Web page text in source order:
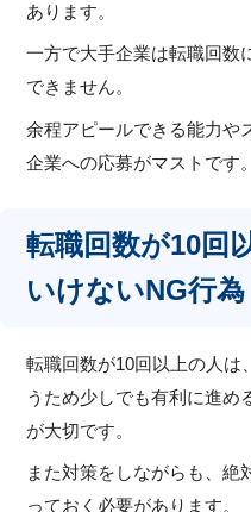
あります。
一方で大手企業は転職回数
できません。
余程アピールできる能力や
企業への応募がマストです。
転職回数が10回
いけないNG行為
転職回数が10回以上の人は
うため少しでも有利に進め
が大切です。
また対策をしながらも、絶
っておく必要があります。